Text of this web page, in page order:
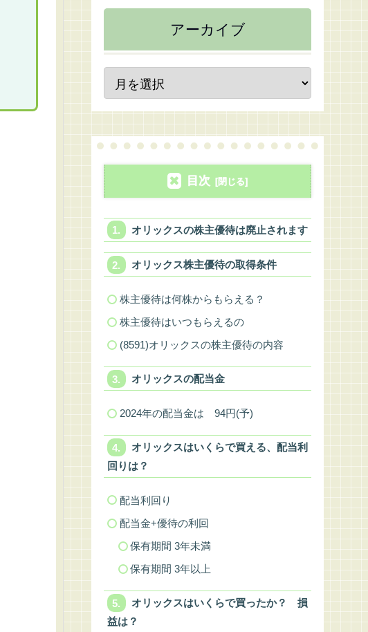
アーカイブ
目次
オリックスの株主優待は廃止されます
オリックス株主優待の取得条件
株主優待は何株からもらえる？
株主優待はいつもらえるの
(8591)オリックスの株主優待の内容
オリックスの配当金
2024年の配当金は 94円(予)
オリックスはいくらで買える、配当利
回りは？
配当利回り
配当金+優待の利回
保有期間 3年未満
保有期間 3年以上
オリックスはいくらで買ったか？ 損
益は？